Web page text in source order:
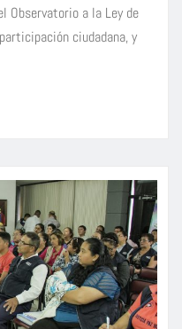
Observatorio a la Ley de
ciudadana, y